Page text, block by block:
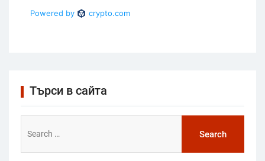
Търси в сайта
for: